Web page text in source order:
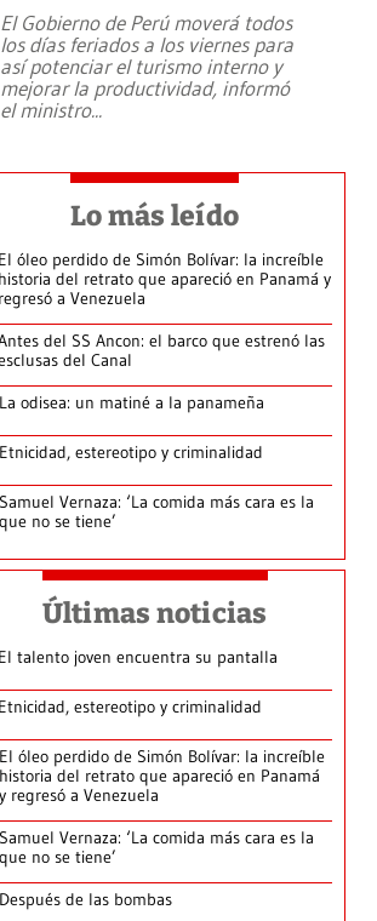
El Gobierno de Perú moverá todos
los días feriados a los viernes para
así potenciar el turismo interno y
mejorar la productividad, informó
el ministro...
Lo más leído
El óleo perdido de Simón Bolívar: la increíble
historia del retrato que apareció en Panamá y
regresó a Venezuela
del SS Ancon: el barco que estrenó las
del Canal
La odisea: un matiné a la panameña
Etnicidad, estereotipo y criminalidad
Samuel Vernaza: ‘La comida más cara es la
que no se tiene’
Últimas noticias
El talento joven encuentra su pantalla​
Etnicidad, estereotipo y criminalidad
El óleo perdido de Simón Bolívar: la increíble
historia del retrato que apareció en Panamá
y regresó a Venezuela
Samuel Vernaza: ‘La comida más cara es la
que no se tiene’
Después de las bombas